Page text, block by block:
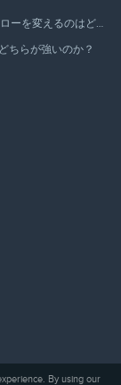
UXPin Forge vs Figma MCP：AI時代のデザインワークフローを変えるのはどちらか？
ちらが強いのか？
By using our